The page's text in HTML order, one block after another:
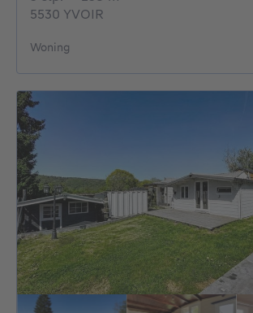
5530 YVOIR
Woning